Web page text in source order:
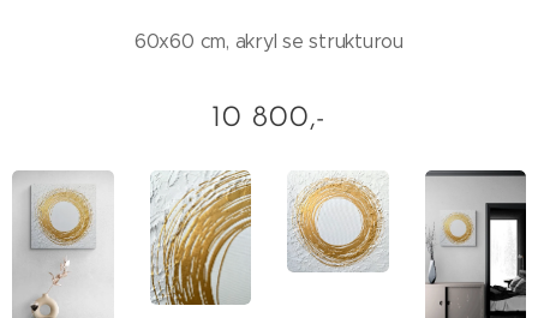
60x60 cm, akryl se strukturou
10 800,-